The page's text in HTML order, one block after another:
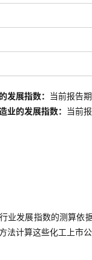
发展指数： 当前报告
业的发展指数： 当前
业发展指数的测算依
法计算这些化工上市